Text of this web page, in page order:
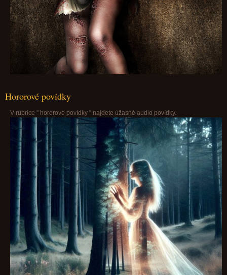
Hororové povídky
V rubrice " hororové povídky " najdete úžasné audio povídky.